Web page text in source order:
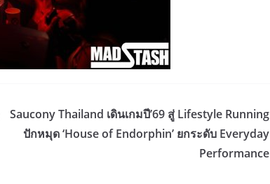
Saucony Thailand เดินเกมปี’69 สู่ Lifestyle Running
ปักหมุด ‘House of Endorphin’ ยกระดับ Everyday
Performance